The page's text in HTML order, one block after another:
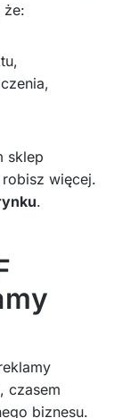
że:
sklep
robisz więcej.
.
czasem
biznesu.